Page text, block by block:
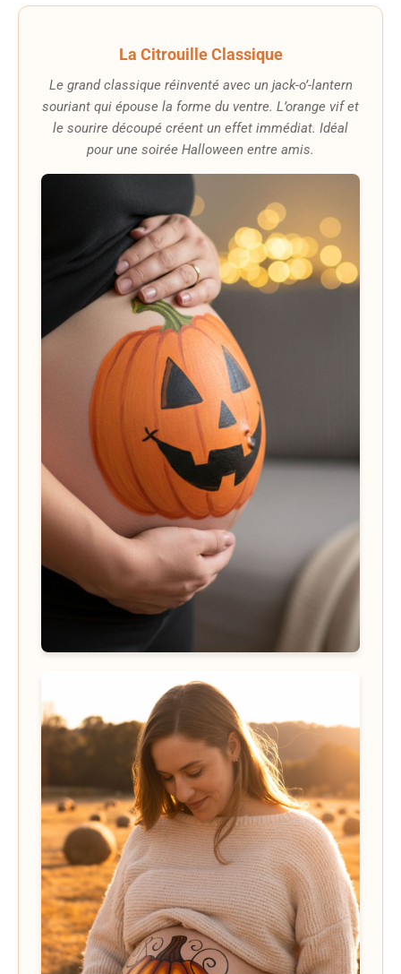
La Citrouille Classique
Le grand classique réinventé avec un jack-o’-lantern
souriant qui épouse la forme du ventre. L’orange vif et
le sourire découpé créent un effet immédiat. Idéal
pour une soirée Halloween entre amis.